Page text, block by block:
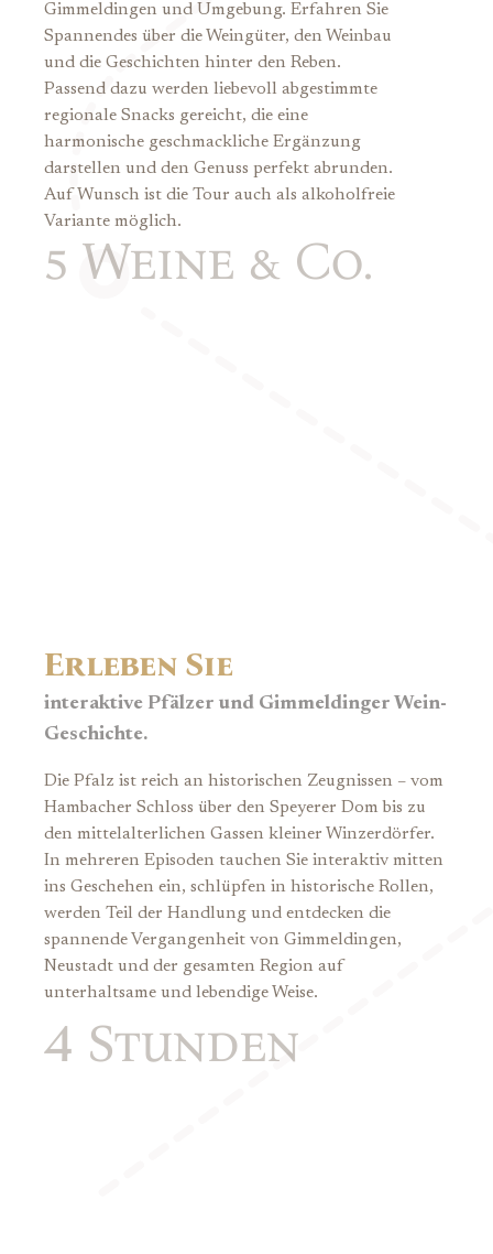
Gimmeldingen und Umgebung. Erfahren Sie
Spannendes über die Weingüter, den Weinbau
und die Geschichten hinter den Reben.
Passend dazu werden liebevoll abgestimmte
regionale Snacks gereicht, die eine
harmonische geschmackliche Ergänzung
darstellen und den Genuss perfekt abrunden.
Auf Wunsch ist die Tour auch als alkoholfreie
Variante möglich.
5 Weine & Co.
Erleben Sie
interaktive Pfälzer und Gimmeldinger Wein-
Geschichte.
Die Pfalz ist reich an historischen Zeugnissen – vom
Hambacher Schloss über den Speyerer Dom bis zu
den mittelalterlichen Gassen kleiner Winzerdörfer.
In mehreren Episoden tauchen Sie interaktiv mitten
ins Geschehen ein, schlüpfen in historische Rollen,
werden Teil der Handlung und entdecken die
spannende Vergangenheit von Gimmeldingen,
Neustadt und der gesamten Region auf
unterhaltsame und lebendige Weise.
4 Stunden